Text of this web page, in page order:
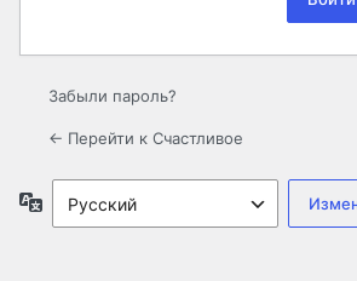
Забыли пароль?
← Перейти к Счастливое
Язык